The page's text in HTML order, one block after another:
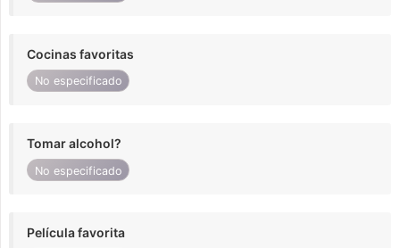
Cocinas favoritas
No especificado
Tomar alcohol?
No especificado
Película favorita